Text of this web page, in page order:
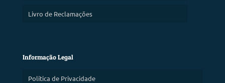
Livro de Reclamações
Informação Legal
Política de Privacidade